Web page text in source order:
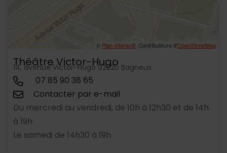
© Plan-interactif , Contributeurs d'OpenStreetMap
Théâtre Victor-Hugo
14, avenue Victor-Hugo 92220 Bagneux
07 85 90 38 65
Contacter par e-mail
Du mercredi au vendredi, de 10h à 12h30 et de 14h
à 19h
Le samedi de 14h30 à 19h